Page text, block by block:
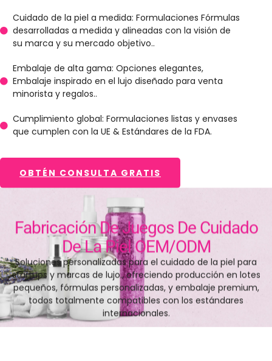
Cuidado de la piel a medida: Formulaciones Fórmulas
desarrolladas a medida y alineadas con la visión de
su marca y su mercado objetivo..
Embalaje de alta gama: Opciones elegantes,
Embalaje inspirado en el lujo diseñado para venta
minorista y regalos..
Cumplimiento global: Formulaciones listas y envases
que cumplen con la UE & Estándares de la FDA.
OBTÉN CONSULTA GRATIS
Fabricación De Juegos De Cuidado
De La Piel OEM/ODM
Soluciones personalizadas para el cuidado de la piel para
startups y marcas de lujo., ofreciendo producción en lotes
pequeños, fórmulas personalizadas, y embalaje premium,
todos totalmente compatibles con los estándares
internacionales.